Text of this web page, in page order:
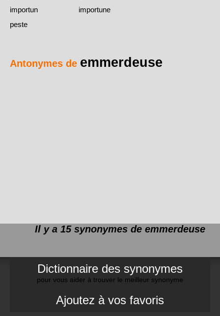
importun
importune
peste
Antonymes de emmerdeuse
Il y a 15 synonymes de emmerdeuse
Dictionnaire des synonymes
pour vous aider à trouver le meilleur synonyme
Ajoutez à vos favoris